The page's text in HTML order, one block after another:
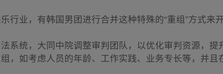
行业，有韩国男团进行合并这种特殊的“重组”方式来开
系统，大同中院调整审判团队，以优化审判资源，
，如考虑人员的年龄、工作实践、业务专长等，并且